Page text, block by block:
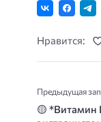
Нравится:
Предыдущая
🟡 *Витамин